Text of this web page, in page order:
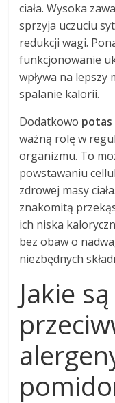
ciała. Wysoka
sprzyja uczuciu
redukcji wagi.
funkcjonowanie
wpływa na
spalanie kalorii.
Dodatkowo potas
ważną rolę w
organizmu. To
powstawaniu
zdrowej masy
znakomitą
ich niska
bez obaw o
niezbędnych
Jakie są